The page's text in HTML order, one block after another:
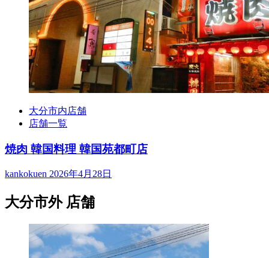
大分市内店舗
店舗一覧
焼肉 韓国料理 韓国苑都町店
kankokuen 2026年4月28日
大分市外 店舗